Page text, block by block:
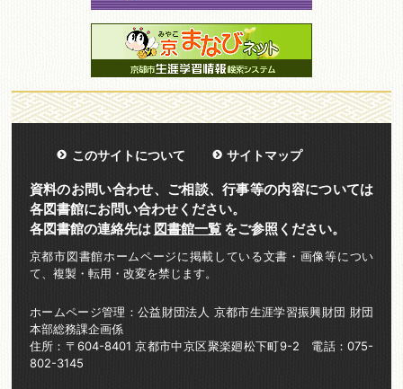
このサイトについて サイトマップ
資料のお問い合わせ、ご相談、行事等の内容については
各図書館にお問い合わせください。
各図書館の連絡先は 図書館一覧をご参照ください。
京都市図書館ホームページに掲載している文書・画像等につい
て、複製・転用・改変を禁じます。
ホームページ管理：公益財団法人 京都市生涯学習振興財団 財団
本部総務課企画係
住所：〒604-8401 京都市中京区聚楽廻松下町9-2 電話：075-
802-3145